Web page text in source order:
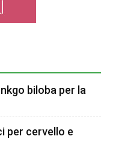
biloba per la
per cervello e